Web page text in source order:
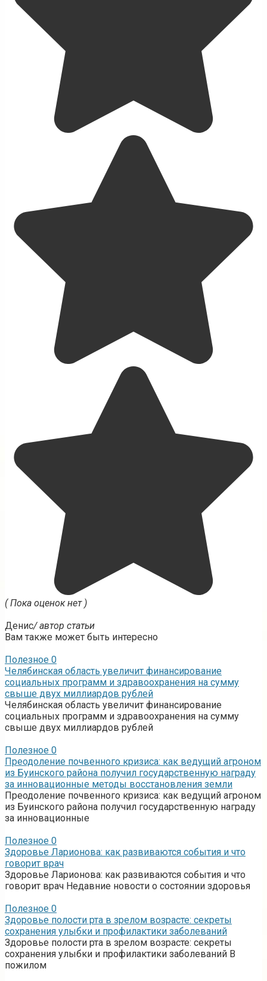
( Пока оценок нет )
Денис/ автор статьи
Вам также может быть интересно
Полезное 0
Челябинская область увеличит финансирование
социальных программ и здравоохранения на сумму
свыше двух миллиардов рублей
Челябинская область увеличит финансирование
социальных программ и здравоохранения на сумму
свыше двух миллиардов рублей
Полезное 0
Преодоление почвенного кризиса: как ведущий агроном
из Буинского района получил государственную награду
за инновационные методы восстановления земли
Преодоление почвенного кризиса: как ведущий агроном
из Буинского района получил государственную награду
за инновационные
Полезное 0
Здоровье Ларионова: как развиваются события и что
говорит врач
Здоровье Ларионова: как развиваются события и что
говорит врач Недавние новости о состоянии здоровья
Полезное 0
Здоровье полости рта в зрелом возрасте: секреты
сохранения улыбки и профилактики заболеваний
Здоровье полости рта в зрелом возрасте: секреты
сохранения улыбки и профилактики заболеваний В
пожилом